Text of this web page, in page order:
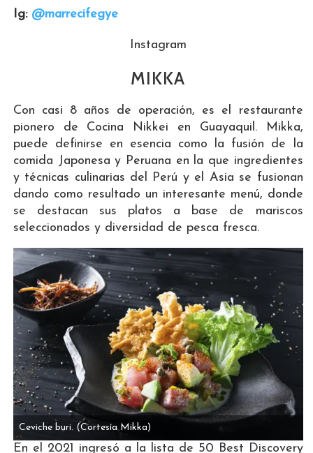
Ig: @marrecifegye
Instagram
MIKKA
Con casi 8 años de operación, es el restaurante
pionero de Cocina Nikkei en Guayaquil. Mikka,
puede definirse en esencia como la fusión de la
comida Japonesa y Peruana en la que ingredientes
y técnicas culinarias del Perú y el Asia se fusionan
dando como resultado un interesante menú, donde
se destacan sus platos a base de mariscos
seleccionados y diversidad de pesca fresca.
Ceviche buri. (Cortesía Mikka)
En el 2021 ingresó a la lista de 50 Best Discovery